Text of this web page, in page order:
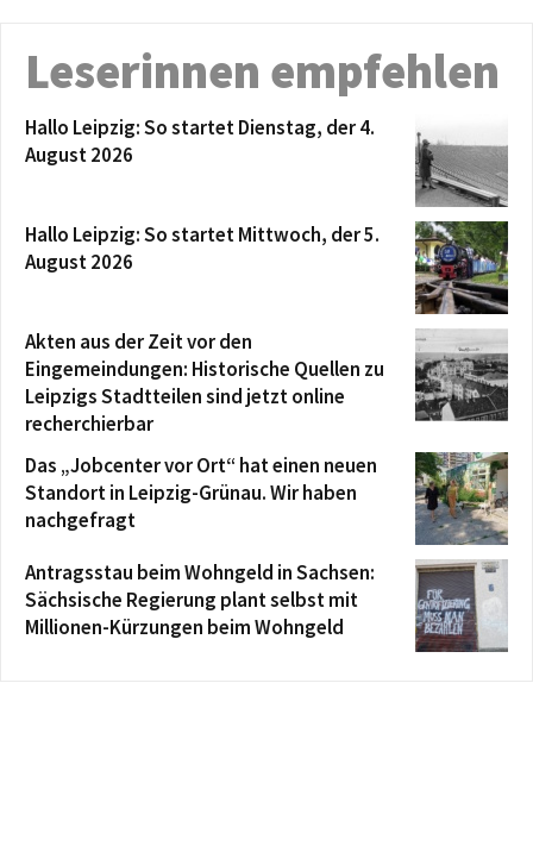
Leserinnen empfehlen
Hallo Leipzig: So startet Dienstag, der 4.
August 2026
Hallo Leipzig: So startet Mittwoch, der 5.
August 2026
Akten aus der Zeit vor den
Eingemeindungen: Historische Quellen zu
Leipzigs Stadtteilen sind jetzt online
recherchierbar
Das „Jobcenter vor Ort“ hat einen neuen
Standort in Leipzig-Grünau. Wir haben
nachgefragt
Antragsstau beim Wohngeld in Sachsen:
Sächsische Regierung plant selbst mit
Millionen-Kürzungen beim Wohngeld